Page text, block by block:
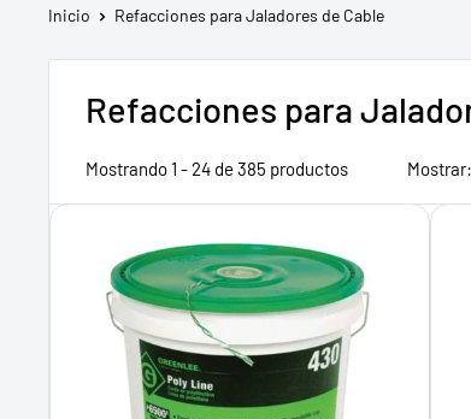
Inicio Refacciones para Jaladores de Cable
Refacciones para
Mostrando 1 - 24 de 385 productos